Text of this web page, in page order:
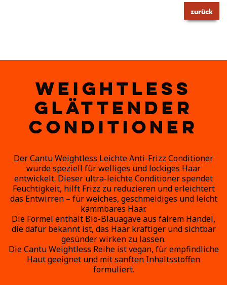
zurück
WEIGHTLESS
GLÄTTENDER
CONDITIONER
Der Cantu Weightless Leichte Anti-Frizz Conditioner
wurde speziell für welliges und lockiges Haar
entwickelt. Dieser ultra-leichte Conditioner spendet
Feuchtigkeit, hilft Frizz zu reduzieren und erleichtert
das Entwirren – für weiches, geschmeidiges und leicht
kämmbares Haar.
Die Formel enthält Bio-Blauagave aus fairem Handel,
die dafür bekannt ist, das Haar kräftiger und sichtbar
gesünder wirken zu lassen.
Die Cantu Weightless Reihe ist vegan, für empfindliche
Haut geeignet und mit sanften Inhaltsstoffen
formuliert.